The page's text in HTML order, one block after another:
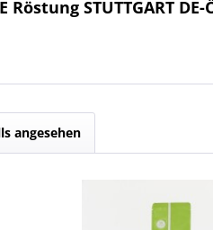
STUTTGART
angesehen